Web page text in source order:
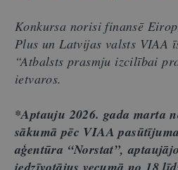
Konkursa norisi finansē
Plus un Latvijas valsts VIAA
“Atbalsts prasmju izcilībai
ietvaros.
*Aptauju 2026. gada marta
sākumā pēc VIAA
aģentūra “Norstat”,